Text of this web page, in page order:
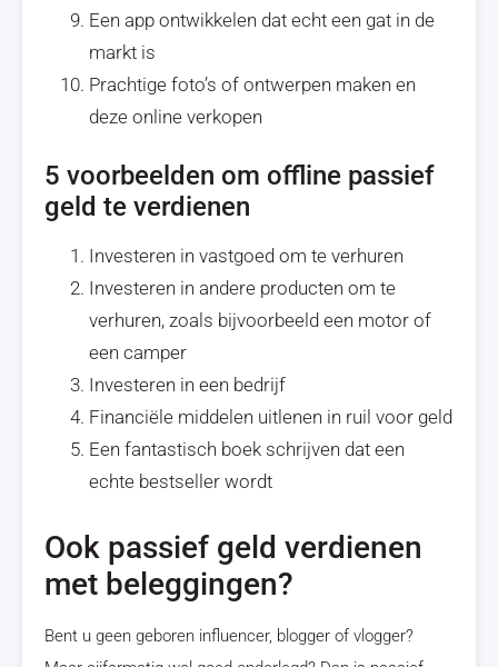
Een app ontwikkelen dat echt een gat in de
markt is
Prachtige foto’s of ontwerpen maken en
deze online verkopen
5 voorbeelden om offline passief
geld te verdienen
Investeren in vastgoed om te verhuren
Investeren in andere producten om te
verhuren, zoals bijvoorbeeld een motor of
een camper
Investeren in een bedrijf
Financiële middelen uitlenen in ruil voor geld
Een fantastisch boek schrijven dat een
echte bestseller wordt
Ook passief geld verdienen
met beleggingen?
Bent u geen geboren influencer, blogger of vlogger?